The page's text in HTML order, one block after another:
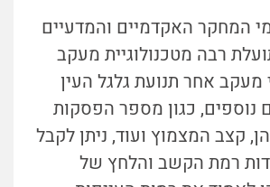
המחקר האקדמיים והמדעיים
רבה מטכנולוגיית מעקב
מעקב אחר תנועת גלגל העין
נוספים, כגון מספר הפסקות
קצב המצמוץ ועוד, ניתן לקבל
רמת הקשב והלחץ של